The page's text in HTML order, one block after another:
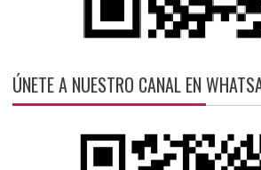
ÚNETE A NUESTRO CANAL EN